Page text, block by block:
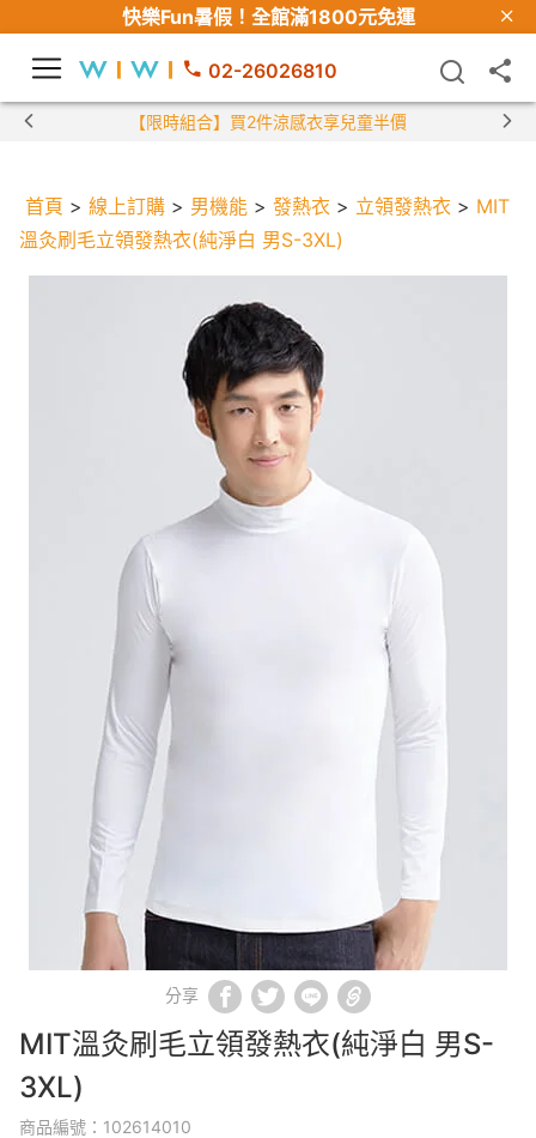
快樂Fun暑假！ 全館滿1800元免運
02-26026810
【限時組合】買2件涼感衣享兒童半價
首頁 > 線上訂購 > 男機能 > 發熱衣 > 立領發熱衣 > MIT
溫灸刷毛立領發熱衣(純淨白 男S-3XL)
分享
MIT溫灸刷毛立領發熱衣(純淨白 男S-
3XL)
商品編號：102614010